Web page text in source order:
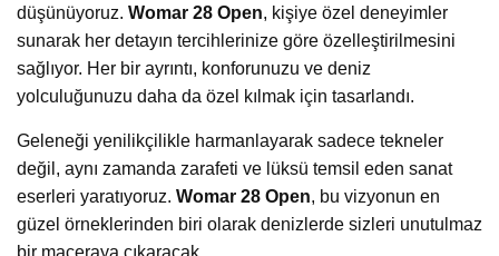
düşünüyoruz. Womar 28 Open, kişiye özel deneyimler
sunarak her detayın tercihlerinize göre özelleştirilmesini
sağlıyor. Her bir ayrıntı, konforunuzu ve deniz
yolculuğunuzu daha da özel kılmak için tasarlandı.
Geleneği yenilikçilikle harmanlayarak sadece tekneler
değil, aynı zamanda zarafeti ve lüksü temsil eden sanat
eserleri yaratıyoruz. Womar 28 Open, bu vizyonun en
güzel örneklerinden biri olarak denizlerde sizleri unutulmaz